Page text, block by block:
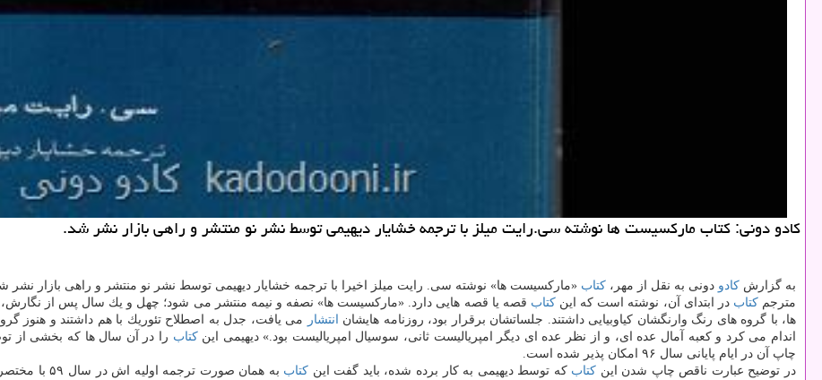
كادو دونی: كتاب ماركسیست ها نوشته سی.رایت میلز با ترجمه خشایار دیهیمی توسط نشر نو منتشر و راهی بازار نشر شد.
به گزارش كادو دونی به نقل از مهر، كتاب «ماركسیست ها» نوشته سی. رایت میلز اخیرا با ترجمه خشایار دیهیمی توسط نشر نو منتشر و راهی بازار
مترجمكتاب در ابتدای آن، نوشته است كه اینكتاب
ها، با گروه های رنگ وارنگشان كیاوبیایی داشتند. جلساتشان برقرار بود، روزنامه هایشان
انتشار
می یافت، جدل به اصطلاح تئوریك با هم داشتند و هنوز
اندام می كرد و كعبه آمال عده ای، و از نظر عده ای دیگر امپریالیست ثانی، سوسیال امپریالیست بود.» دیهیمی اینكتاب را در آن سال ها كه بخشی از
چاپ آن در ایام پایانی سال ۹۶ امكان پذیر شده است.
در توضیح عبارت ناقص چاپ شدن این كتاب كه توسط دیهیمی به كار برده شده، باید گفت این كتاب به همان صورت ترجمه اولیه اش در سال ۵۹ با مختصر تغییرات